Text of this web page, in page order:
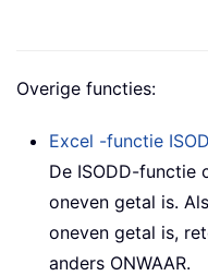
Overige functies:
Excel -functie
De ISODD-functie
oneven getal is.
oneven getal is,
anders ONWAAR.